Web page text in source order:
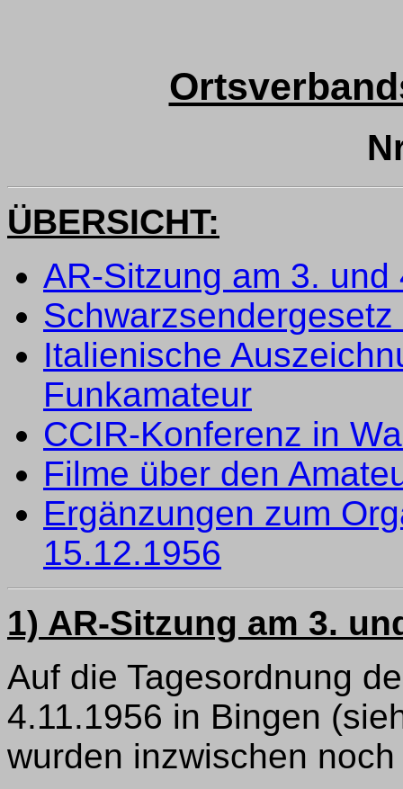
ÜBERSICHT:
AR-Sitzung am 3. und
Italienische
Funkamateur
CCIR-Konferenz in
Filme über den
Ergänzungen zum
15.12.1956
1) AR-Sitzung am 3.
Auf die Tagesordnung
4.11.1956 in Bingen
wurden inzwischen